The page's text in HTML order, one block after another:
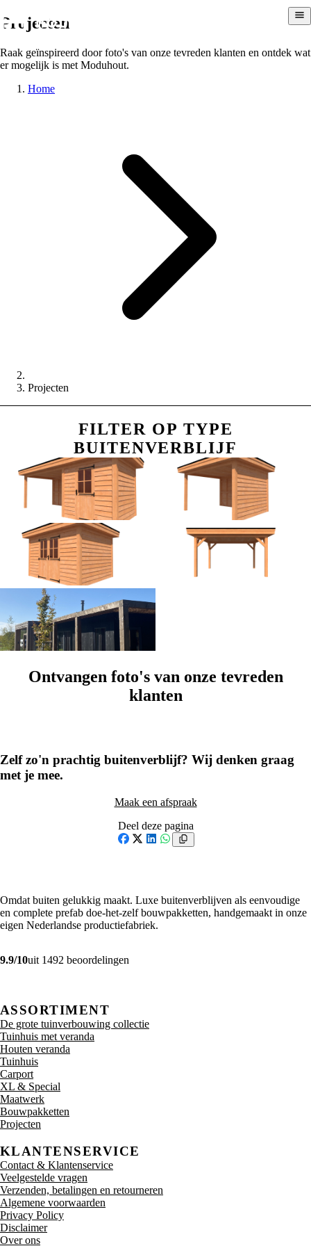
Projecten
Raak geïnspireerd door foto's van onze tevreden klanten en ontdek wat
er mogelijk is met Moduhout.
Home
Projecten
FILTER OP TYPE
BUITENVERBLIJF
Tuinhuis met veranda Houten veranda
Tuinhuis
XL & Special
Ontvangen foto's van onze tevreden
klanten
Zelf zo'n prachtig buitenverblijf? Wij denken graag
met je mee.
Maak een afspraak
Deel deze pagina
LinkedIn
WhatsApp
Omdat buiten gelukkig maakt. Luxe buitenverblijven als eenvoudige
en complete prefab doe-het-zelf bouwpakketten, handgemaakt in onze
eigen Nederlandse productiefabriek.
9.9/10uit 1492 beoordelingen
ASSORTIMENT
De grote tuinverbouwing collectie
Tuinhuis met veranda
Houten veranda
Tuinhuis
Carport
XL & Special
Maatwerk
Bouwpakketten
Projecten
KLANTENSERVICE
Contact & Klantenservice
Veelgestelde vragen
Verzenden, betalingen en retourneren
Algemene voorwaarden
Privacy Policy
Disclaimer
Over ons